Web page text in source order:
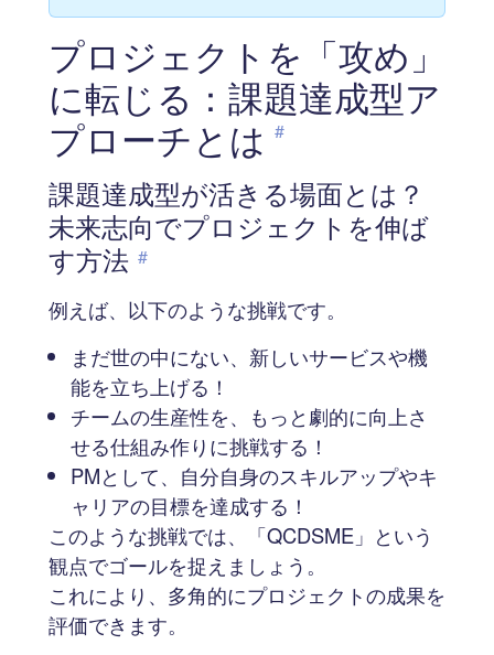
プロジェクトを「攻め」
に転じる：課題達成型ア
プローチとは #
課題達成型が活きる場面とは？
未来志向でプロジェクトを伸ば
す方法 #
例えば、以下のような挑戦です。
まだ世の中にない、新しいサービスや機
能を立ち上げる！
チームの生産性を、もっと劇的に向上さ
せる仕組み作りに挑戦する！
PMとして、自分自身のスキルアップやキ
ャリアの目標を達成する！
このような挑戦では、「QCDSME」という
観点でゴールを捉えましょう。
これにより、多角的にプロジェクトの成果を
評価できます。